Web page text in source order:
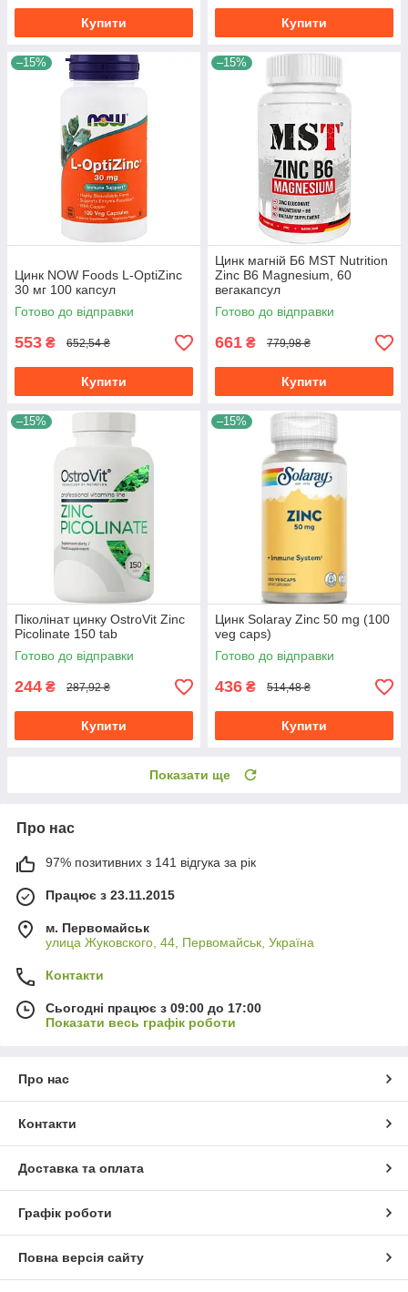
Купити Купити
–15%
Цинк NOW Foods L-OptiZinc
30 мг 100 капсул
Готово до відправки
553 ₴ 652,54 ₴
Купити
–15%
Цинк магній Б6 MST Nutrition
Zinc B6 Magnesium, 60
вегакапсул
Готово до відправки
661 ₴ 779,98 ₴
Купити
–15%
Піколінат цинку OstroVit Zinc
Picolinate 150 tab
Готово до відправки
244 ₴ 287,92 ₴
Купити
–15%
Цинк Solaray Zinc 50 mg (100
veg caps)
Готово до відправки
436 ₴ 514,48 ₴
Купити
Показати ще
Про нас
97% позитивних з 141 відгука за рік
Працює з 23.11.2015
м. Первомайськ
улица Жуковского, 44, Первомайськ, Україна
Контакти
Сьогодні працює з 09:00 до 17:00
Показати весь графік роботи
Про нас
Контакти
Доставка та оплата
Графік роботи
Повна версія сайту